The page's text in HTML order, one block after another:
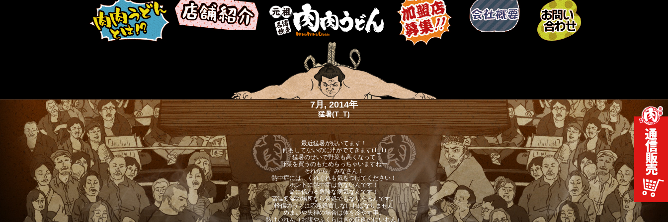
7月, 2014年
猛暑(T_T)
2014-07-18
最近猛暑が続いてます！
何もしてないのに汗がでてきます(T_T)
猛暑のせいで野菜も高くなって
野菜を買うのもためらっちゃいますねー
それから、みなさん！
熱中症には、くれぐれも気をつけてください！
ホントに熱中症は危ないんです！
命に係わる危険な病気なんです！
高温多湿の場所なら何処でもなりうるんです。
軽傷のうちに応急処置しなければなりません
めまいや失神の場合は体を冷やす事。
熱けいれん（お腹やふくらはぎの筋肉のけいれん）